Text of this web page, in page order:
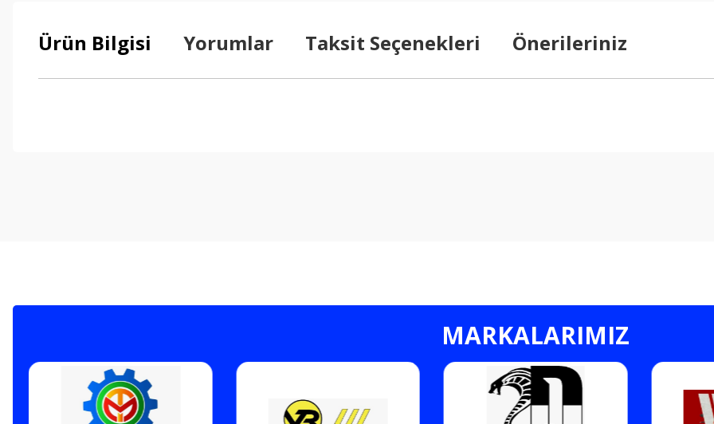
Ürün Bilgisi Yorumlar Taksit Seçenekleri Önerileriniz
Gönder
MARKALARIMIZ